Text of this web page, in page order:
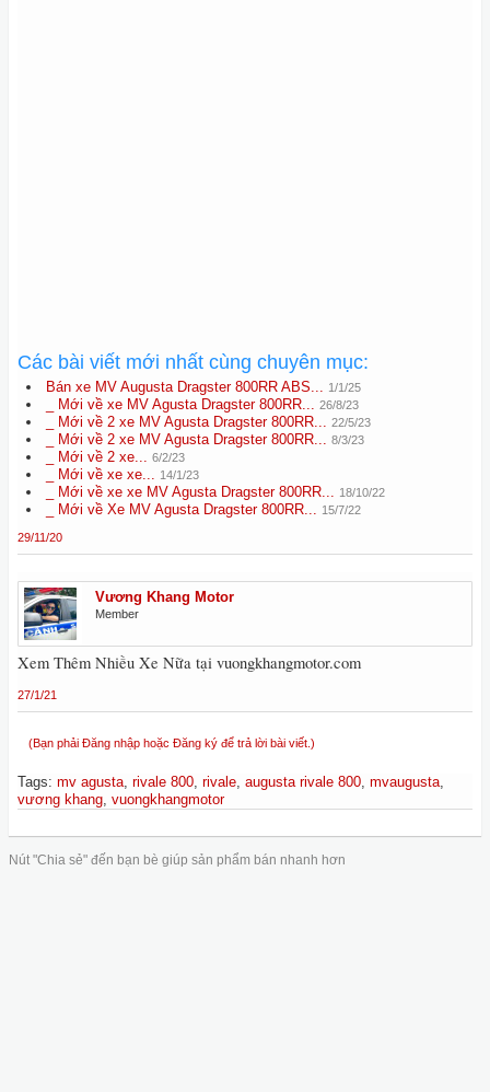
Các bài viết mới nhất cùng chuyên mục:
Bán xe MV Augusta Dragster 800RR ABS... 1/1/25
_ Mới về xe MV Agusta Dragster 800RR... 26/8/23
_ Mới về 2 xe MV Agusta Dragster 800RR... 22/5/23
_ Mới về 2 xe MV Agusta Dragster 800RR... 8/3/23
_ Mới về 2 xe... 6/2/23
_ Mới về xe xe... 14/1/23
_ Mới về xe xe MV Agusta Dragster 800RR... 18/10/22
_ Mới về Xe MV Agusta Dragster 800RR... 15/7/22
29/11/20
Vương Khang Motor
Member
Xem Thêm Nhiều Xe Nữa tại vuongkhangmotor.com
27/1/21
(Bạn phải Đăng nhập hoặc Đăng ký để trả lời bài viết.)
Tags: mv agusta, rivale 800, rivale, augusta rivale 800, mvaugusta,
vương khang, vuongkhangmotor
Nút "Chia sẻ" đến bạn bè giúp sản phẩm bán nhanh hơn